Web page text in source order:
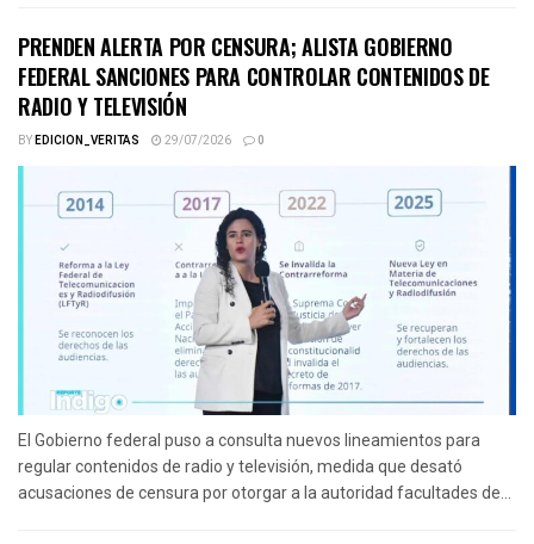
PRENDEN ALERTA POR CENSURA; ALISTA GOBIERNO
FEDERAL SANCIONES PARA CONTROLAR CONTENIDOS DE
RADIO Y TELEVISIÓN
BYEDICION_VERITAS 29/07/2026 0
El Gobierno federal puso a consulta nuevos lineamientos para
regular contenidos de radio y televisión, medida que desató
acusaciones de censura por otorgar a la autoridad facultades de...